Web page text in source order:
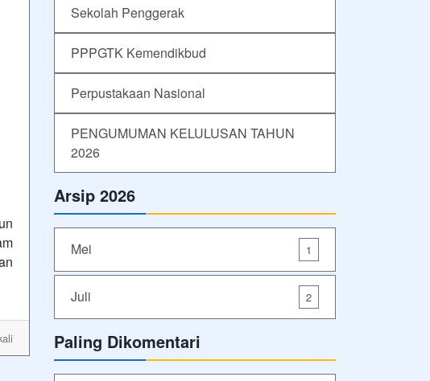
Sekolah Penggerak
PPPGTK Kemendikbud
Perpustakaan Nasional
PENGUMUMAN KELULUSAN TAHUN
2026
Arsip 2026
Mei 1
Juli 2
Paling Dikomentari